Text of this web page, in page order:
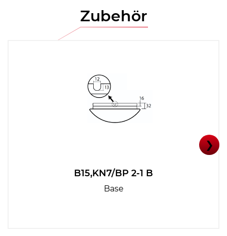
Zubehör
B15,KN7/BP 2-1 B
Base
❯